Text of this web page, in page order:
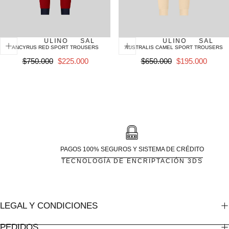
MASCULINO SALE SALE
ANCYRUS RED SPORT TROUSERS
Precio
$750.000 SALE
$225.000
MASCULINO SALE
AUSTRALIS CAMEL SPORT TROUSERS
Precio
$650.000 SALE
$195.000
PAGOS 100% SEGUROS Y SISTEMA DE CRÉDITO
TECNOLOGÍA DE ENCRIPTACIÓN 3DS
LEGAL Y CONDICIONES
PEDIDOS